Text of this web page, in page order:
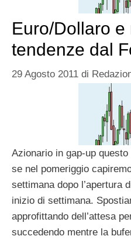
Euro/Dollaro e
tendenze dal
29 Agosto 2011 di
Azionario in gap-up
se nel pomeriggio
settimana dopo l’apertura
inizio di settimana.
approfittando dell’attesa
succedendo mentre la